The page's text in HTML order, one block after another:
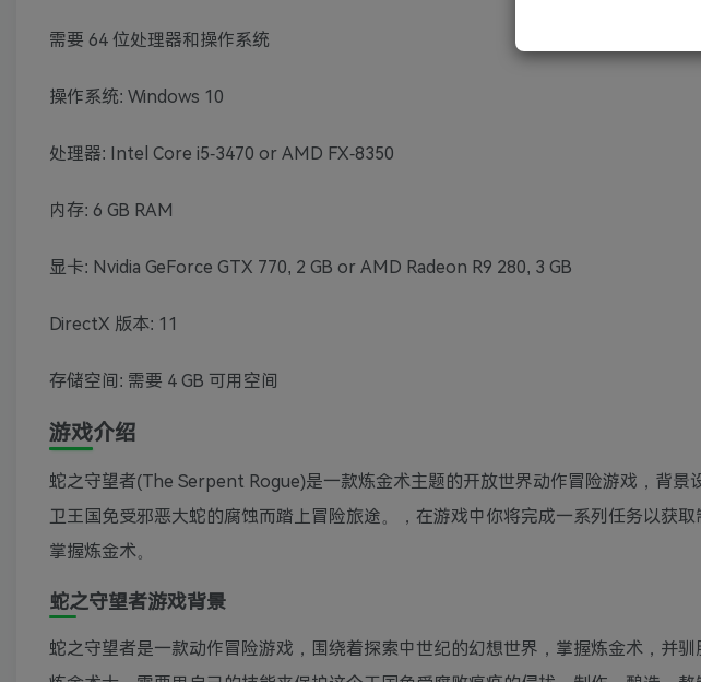
需要 64 位处理器和操作系统
操作系统: Windows 10
处理器: Intel Core i5-3470 or AMD FX-8350
内存: 6 GB RAM
显卡: Nvidia GeForce GTX 770, 2 GB or AMD Radeon R9 280, 3 GB
DirectX 版本: 11
存储空间: 需要 4 GB 可用空间
游戏介绍
蛇之守望者(The Serpent Rogue)是一款炼金术主题的开放世界动作冒险游戏，背景
卫王国免受邪恶大蛇的腐蚀而踏上冒险旅途。，在游戏中你将完成一系列任务以获
掌握炼金术。
蛇之守望者游戏背景
蛇之守望者是一款动作冒险游戏，围绕着探索中世纪的幻想世界，掌握炼金术，并